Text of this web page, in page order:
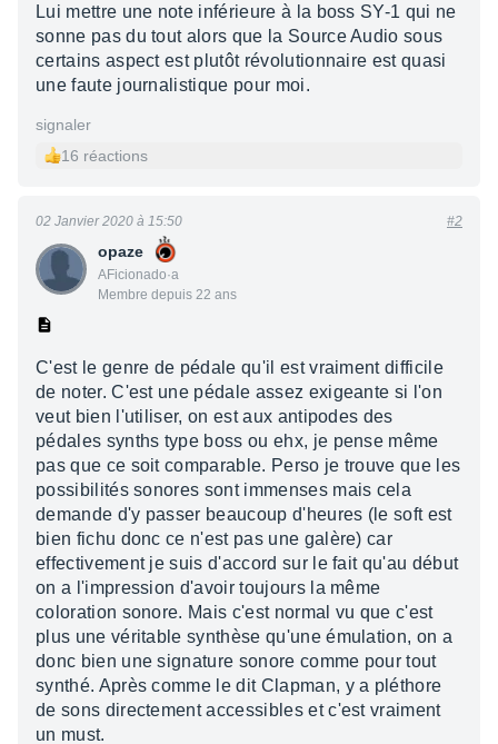
Lui mettre une note inférieure à la boss SY-1 qui ne
sonne pas du tout alors que la Source Audio sous
certains aspect est plutôt révolutionnaire est quasi
une faute journalistique pour moi.
signaler
16 réactions
opaze
AFicionado·a
Membre depuis 22 ans
02 Janvier 2020 à 15:50 #2
C'est le genre de pédale qu'il est vraiment difficile
de noter. C'est une pédale assez exigeante si l'on
veut bien l'utiliser, on est aux antipodes des
pédales synths type boss ou ehx, je pense même
pas que ce soit comparable. Perso je trouve que les
possibilités sonores sont immenses mais cela
demande d'y passer beaucoup d'heures (le soft est
bien fichu donc ce n'est pas une galère) car
effectivement je suis d'accord sur le fait qu'au début
on a l'impression d'avoir toujours la même
coloration sonore. Mais c'est normal vu que c'est
plus une véritable synthèse qu'une émulation, on a
donc bien une signature sonore comme pour tout
synthé. Après comme le dit Clapman, y a pléthore
de sons directement accessibles et c'est vraiment
un must.